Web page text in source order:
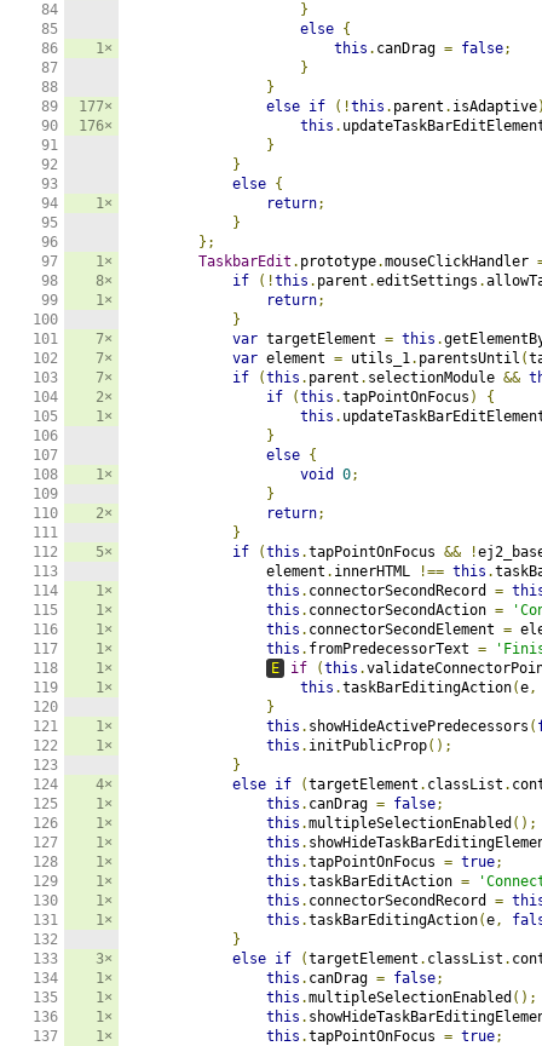
1×
177×
176×
1×
1×
8×
1×
7×
7×
7×
2×
1×
1×
2×
5×
1×
1×
1×
1×
1×
1×
1×
1×
4×
1×
1×
1×
1×
1×
1×
1×
3×
1×
1×
1×
1×
}
else {
this . canDrag = false;
}
}
else if (!this . parent . isAdaptive
this .
}
}
else {
return;
}
};
TaskbarEdit . prototype.mouseClickHandler
if
(!this . parent .editSettings .
return;
}
var targetElement = this .
var element = utils_1. parentsUntil (
if
(this . parent . selectionModule &&
if
(this .tapPointOnFocus )
{
this .
}
else {
void
0;
}
return;
}
if
(this .tapPointOnFocus && !
                element
. innerHTML !== this .
this . connectorSecondRecord =
this . connectorSecondAction =
this . connectorSecondElement =
this . fromPredecessorText =
E
if (this .
this .taskBarEditingAction(e,
}
this . showHideActivePredecessors (
this . initPublicProp();
}
else if (targetElement . classList .
this . canDrag = false;
this .multipleSelectionEnabled ();
this .
this .tapPointOnFocus = true;
this .taskBarEditAction =
this . connectorSecondRecord =
this .taskBarEditingAction(e,
}
else if (targetElement . classList .
this . canDrag = false;
this .multipleSelectionEnabled ();
this .
this .tapPointOnFocus = true;